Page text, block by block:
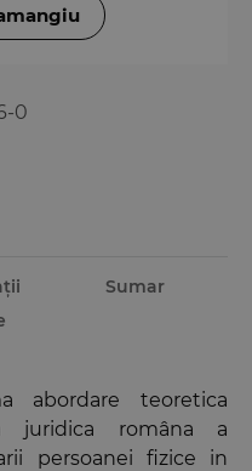
0
Sumar
abordare teoretica
juridica româna a
persoanei fizice in